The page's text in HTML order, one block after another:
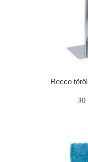
Recco
30